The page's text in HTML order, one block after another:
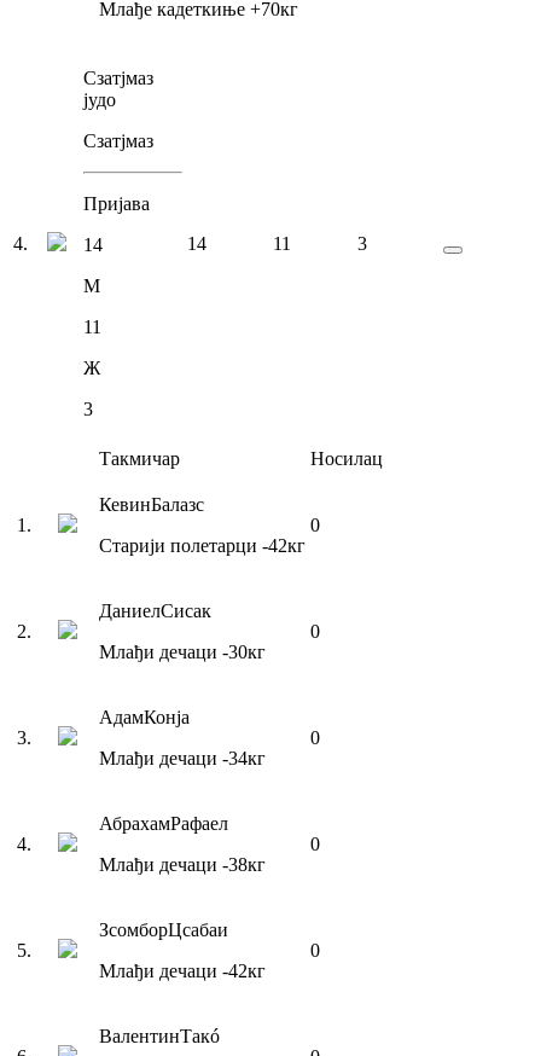
Млађе кадеткиње +70кг
4.
Сзатјмаз
јудо
Сзатјмаз
Пријава
14
М
11
Ж
3
14 11 3
Такмичар Носилац
1 .
КевинБалазс
Старији полетарци -42кг
0
2.
ДаниелСисак
Млађи дечаци -30кг
0
3.
АдамКонја
Млађи дечаци -34кг
0
4.
АбрахамРафаел
Млађи дечаци -38кг
0
5.
ЗсомборЦсабаи
Млађи дечаци -42кг
0
ВалентинТакó